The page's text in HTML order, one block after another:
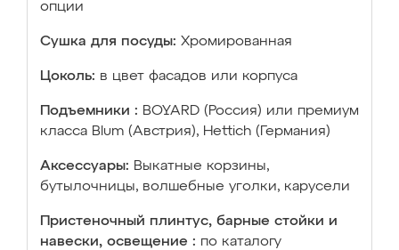
опции
Сушка для посуды: Хромированная
Цоколь: в цвет фасадов или корпуса
Подъемники : BOYARD (Россия) или премиум
класса Blum (Австрия), Hettich (Германия)
Аксессуары: Выкатные корзины,
бутылочницы, волшебные уголки, карусели
Пристеночный плинтус, барные стойки и
навески, освещение : по каталогу